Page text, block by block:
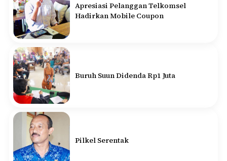
Apresiasi Pelanggan Telkomsel
Hadirkan Mobile Coupon
Buruh Suun Didenda Rp1 Juta
Pilkel Serentak